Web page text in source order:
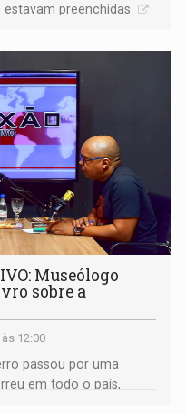
preenchidas
Museólogo
sobre a
12:00
passou por uma
em todo o país,